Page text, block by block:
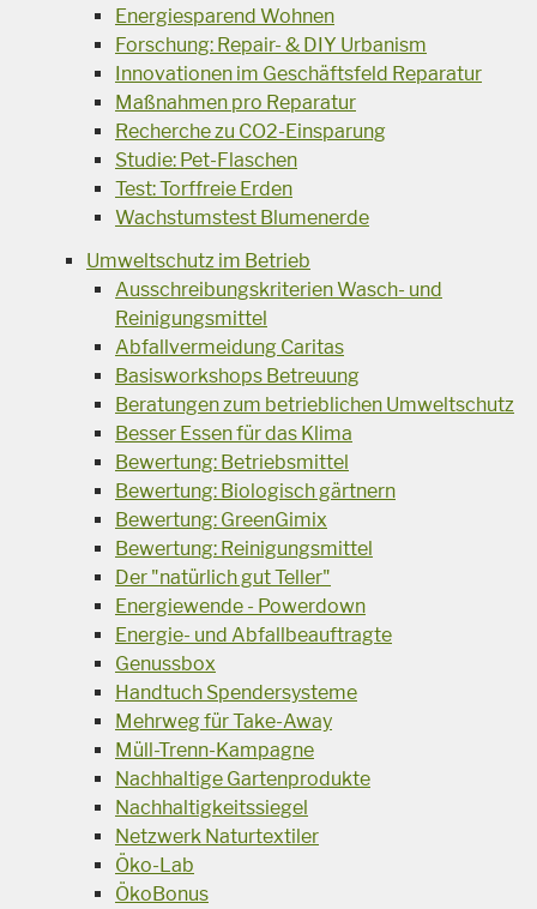
Energiesparend Wohnen
Forschung: Repair- & DIY Urbanism
Innovationen im Geschäftsfeld Reparatur
Maßnahmen pro Reparatur
Recherche zu CO2-Einsparung
Studie: Pet-Flaschen
Test: Torffreie Erden
Wachstumstest Blumenerde
Umweltschutz im Betrieb
Ausschreibungskriterien Wasch- und
Reinigungsmittel
Abfallvermeidung Caritas
Basisworkshops Betreuung
Beratungen zum betrieblichen Umweltschutz
Besser Essen für das Klima
Bewertung: Betriebsmittel
Bewertung: Biologisch gärtnern
Bewertung: GreenGimix
Bewertung: Reinigungsmittel
Der "natürlich gut Teller"
Energiewende - Powerdown
Energie- und Abfallbeauftragte
Genussbox
Handtuch Spendersysteme
Mehrweg für Take-Away
Müll-Trenn-Kampagne
Nachhaltige Gartenprodukte
Nachhaltigkeitssiegel
Netzwerk Naturtextiler
Öko-Lab
ÖkoBonus